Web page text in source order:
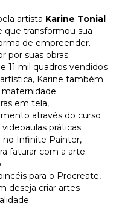
artista Karine Tonial
que transformou sua
de empreender.
por suas obras
11 mil quadros vendidos
Karine também
maternidade.
em tela,
através do curso
práticas
no Infinite Painter,
faturar com a arte.
para o Procreate,
deseja criar artes